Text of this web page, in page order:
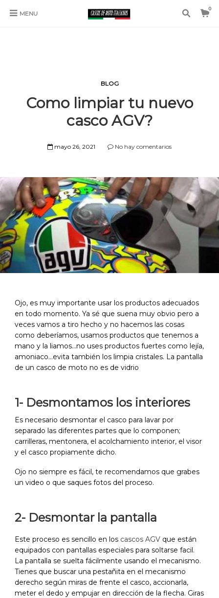
MENU
0
BLOG
Como limpiar tu nuevo
casco AGV?
mayo 26, 2021 No hay comentarios
Ojo, es muy importante usar los productos adecuados
en todo momento. Ya sé que suena muy obvio pero a
veces vamos a tiro hecho y no hacemos las cosas
como deberíamos, usamos productos que tenemos a
mano y la liamos…no uses productos fuertes como lejía,
amoniaco…evita también los limpia cristales. La pantalla
de un casco de moto no es de vidrio
1- Desmontamos los interiores
Es necesario desmontar el casco para lavar por
separado las diferentes partes que lo componen;
carrilleras, mentonera, el acolchamiento interior, el visor
y el casco propiamente dicho.
Ojo no siempre es fácil, te recomendamos que grabes
un video o que saques fotos del proceso.
2- Desmontar la pantalla
Este proceso es sencillo en los cascos AGV que están
equipados con pantallas especiales para soltarse facil.
La pantalla se suelta fácilmente usando el mecanismo.
Tienes que buscar una pestañita en el mecanismo
derecho según miras de frente el casco, accionarla,
meter el dedo y empujar en dirección de la flecha. Giras